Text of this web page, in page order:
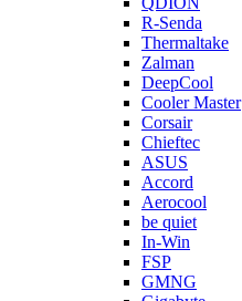
R-Senda
Thermaltake
Zalman
DeepCool
Cooler Master
Corsair
Chieftec
ASUS
Accord
Aerocool
be quiet
In-Win
FSP
GMNG